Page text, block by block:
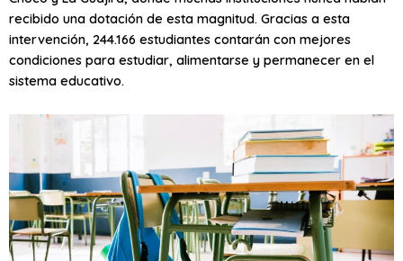
recibido una dotación de esta magnitud. Gracias a esta
intervención, 244.166 estudiantes contarán con mejores
condiciones para estudiar, alimentarse y permanecer en el
sistema educativo.